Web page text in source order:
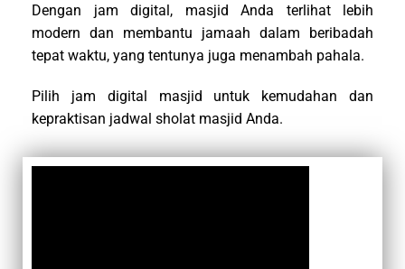
Dengan jam digital, masjid Anda terlihat lebih
modern dan membantu jamaah dalam beribadah
tepat waktu, yang tentunya juga menambah pahala.
Pilih jam digital masjid untuk kemudahan dan
kepraktisan jadwal sholat masjid Anda.